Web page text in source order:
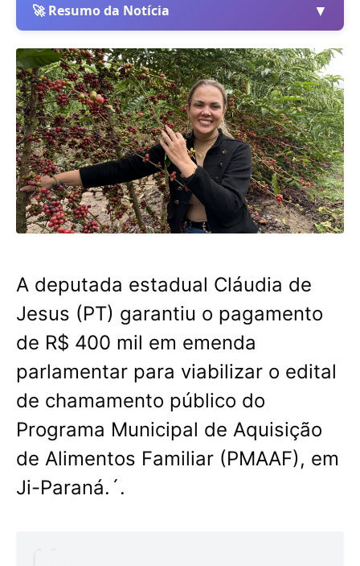
🚀 Resumo da Notícia ▼
A deputada estadual Cláudia de
Jesus (PT) garantiu o pagamento
de R$ 400 mil em emenda
parlamentar para viabilizar o edital
de chamamento público do
Programa Municipal de Aquisição
de Alimentos Familiar (PMAAF), em
Ji-Paraná.´.